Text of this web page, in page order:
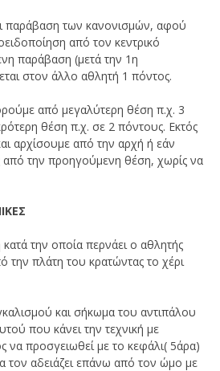
παράβαση των κανονισμών, αφού
από τον κεντρικό
παράβαση (μετά την 1η
στον άλλο αθλητή 1 πόντος.
από μεγαλύτερη θέση π.χ. 3
θέση π.χ. σε 2 πόντους. Εκτός
αρχίσουμε από την αρχή ή εάν
την προηγούμενη θέση, χωρίς να
την οποία περνάει ο αθλητής
την πλάτη του κρατώντας το χέρι
και σήκωμα του αντιπάλου
που κάνει την τεχνική με
να προσγειωθεί με το κεφάλι( 5άρα)
τον αδειάζει επάνω από τον ώμο με